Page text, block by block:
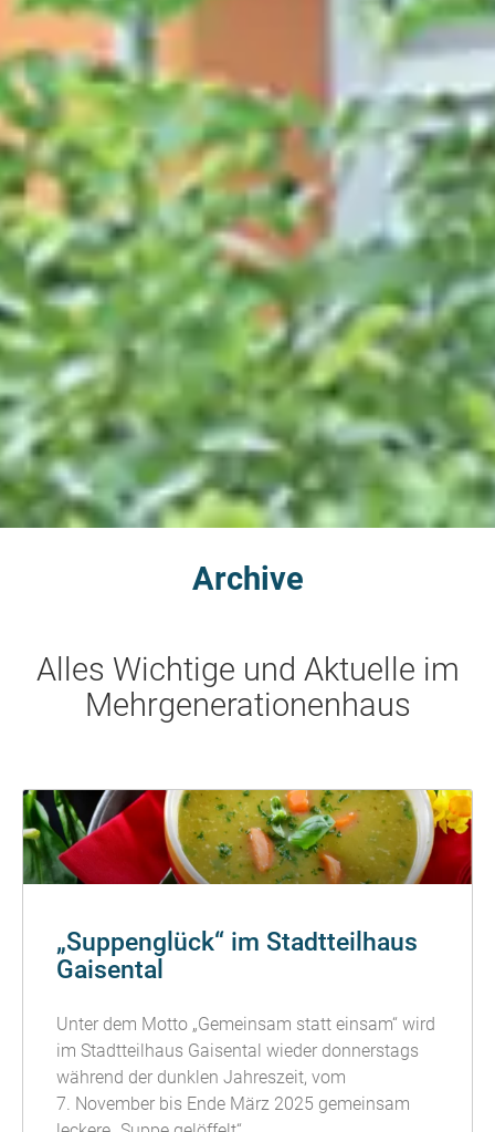
Archive
Alles Wichtige und Aktuelle im
Mehrgenerationenhaus
„Suppenglück“ im Stadtteilhaus
Gaisental
Unter dem Motto „Gemeinsam statt einsam“ wird
im Stadtteilhaus Gaisental wieder donnerstags
während der dunklen Jahreszeit, vom
7. November bis Ende März 2025 gemeinsam